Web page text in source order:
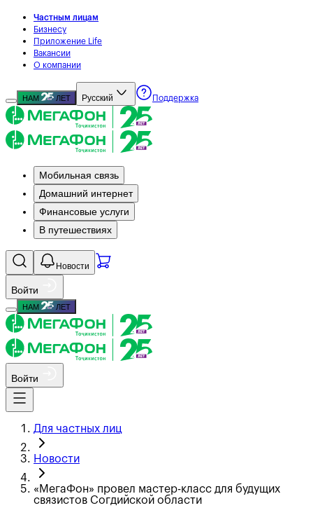
Частным лицам
Бизнесу
Приложение Life
Вакансии
О компании
НАМ ЛЕТ Русский Поддержка
Мобильная связь
Домашний интернет
Финансовые услуги
В путешествиях
Новости
Войти
НАМ ЛЕТ
Войти
Для частных лиц
Новости
«МегаФон» провел мастер-класс для будущих
связистов Согдийской области